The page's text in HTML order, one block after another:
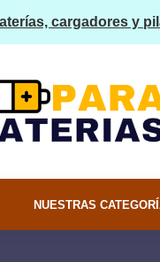
cargadores y
NUESTRAS